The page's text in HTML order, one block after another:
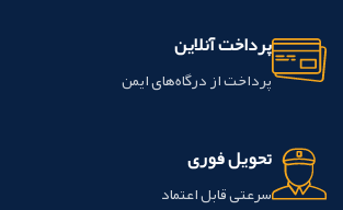
پرداخت آنلاین
پرداخت از درگاه‌های ایمن
تحویل فوری
سرعتی قابل اعتماد